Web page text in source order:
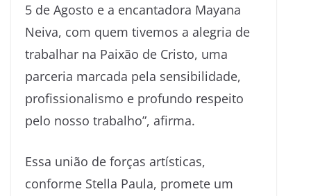
5 de Agosto e a encantadora Mayana
Neiva, com quem tivemos a alegria de
trabalhar na Paixão de Cristo, uma
parceria marcada pela sensibilidade,
profissionalismo e profundo respeito
pelo nosso trabalho”, afirma.
Essa união de forças artísticas,
conforme Stella Paula, promete um